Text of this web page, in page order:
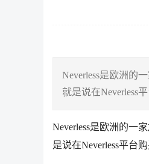
Neverless是欧洲的
就是说在Neverless
Neverless是欧洲的一
是说在Neverless平台